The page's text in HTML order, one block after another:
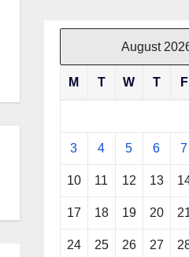
August
M T W T F
3 4 5 6 7
10 11 12 13
17 18 19 20
24 25 26 27